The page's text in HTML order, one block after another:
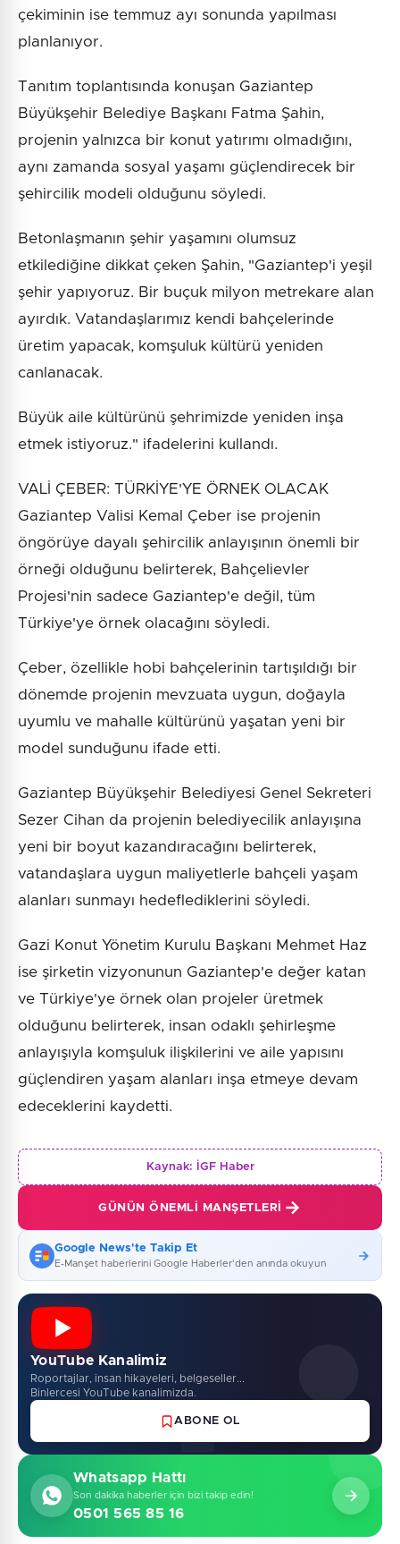
çekiminin ise temmuz ayı sonunda yapılması
planlanıyor.
Tanıtım toplantısında konuşan Gaziantep
Büyükşehir Belediye Başkanı Fatma Şahin,
projenin yalnızca bir konut yatırımı olmadığını,
aynı zamanda sosyal yaşamı güçlendirecek bir
şehircilik modeli olduğunu söyledi.
Betonlaşmanın şehir yaşamını olumsuz
etkilediğine dikkat çeken Şahin, "Gaziantep'i yeşil
şehir yapıyoruz. Bir buçuk milyon metrekare alan
ayırdık. Vatandaşlarımız kendi bahçelerinde
üretim yapacak, komşuluk kültürü yeniden
canlanacak.
Büyük aile kültürünü şehrimizde yeniden inşa
etmek istiyoruz." ifadelerini kullandı.
VALİ ÇEBER: TÜRKİYE'YE ÖRNEK OLACAK
Gaziantep Valisi Kemal Çeber ise projenin
öngörüye dayalı şehircilik anlayışının önemli bir
örneği olduğunu belirterek, Bahçelievler
Projesi'nin sadece Gaziantep'e değil, tüm
Türkiye'ye örnek olacağını söyledi.
Çeber, özellikle hobi bahçelerinin tartışıldığı bir
dönemde projenin mevzuata uygun, doğayla
uyumlu ve mahalle kültürünü yaşatan yeni bir
model sunduğunu ifade etti.
Gaziantep Büyükşehir Belediyesi Genel Sekreteri
Sezer Cihan da projenin belediyecilik anlayışına
yeni bir boyut kazandıracağını belirterek,
vatandaşlara uygun maliyetlerle bahçeli yaşam
alanları sunmayı hedeflediklerini söyledi.
Gazi Konut Yönetim Kurulu Başkanı Mehmet Haz
ise şirketin vizyonunun Gaziantep'e değer katan
ve Türkiye'ye örnek olan projeler üretmek
olduğunu belirterek, insan odaklı şehirleşme
anlayışıyla komşuluk ilişkilerini ve aile yapısını
güçlendiren yaşam alanları inşa etmeye devam
edeceklerini kaydetti.
Kaynak: İGF Haber
GÜNÜN ÖNEMLI MANŞETLERI
Google News'te Takip Et
E-Manşet haberlerini Google Haberler'den anında okuyun
YouTube Kanalimiz
Roportajlar, insan hikayeleri, belgeseller...
Binlercesi YouTube kanalimizda.
ABONE OL
Whatsapp Hattı
Son dakika haberler için bizi takip edin!
0501 565 85 16